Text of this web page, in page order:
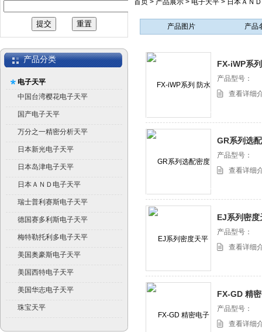
产品分类
电子天平
中国台湾樱花电子天平
国产电子天平
万分之一精密分析天平
日本新光电子天平
日本岛津电子天平
日本ＡＮＤ电子天平
瑞士普利赛斯电子天平
德国赛多利斯电子天平
梅特勒托利多电子天平
美国奥豪斯电子天平
美国西特电子天平
美国华志电子天平
珠宝天平
首页 > 产品展示 > 电子天平 > 日本ＡＮ
产品图片 产品
FX-iWP系
天平
产品型号：
查看详细
GR系列选
产品型号：
查看详细
EJ系列密度
产品型号：
查看详细
FX-GD 精
产品型号：
查看详细